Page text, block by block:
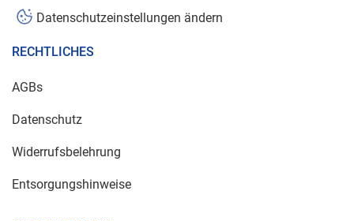
Datenschutzeinstellungen ändern
RECHTLICHES
AGBs
Datenschutz
Widerrufsbelehrung
Entsorgungshinweise